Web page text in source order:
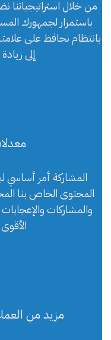
من خلال استراتيجياتنا
باستمرار لجمهورك
بانتظام نحافظ على
إلى
المشاركة أمر
المحتوى الخاص بنا
والمشاركات
الأقوى
مزيد من